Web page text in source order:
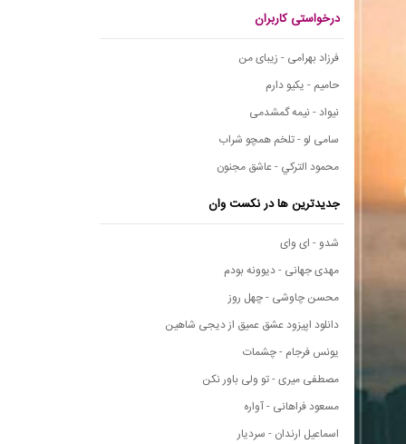
درخواستی کاربران
فرزاد بهرامی - زیبای من
حامیم - یکیو دارم
نیواد - نیمه گمشدمی
سامی لو - تلخم همچو شراب
محمود التركي - عاشق مجنون
جدیدترین ها در نکست وان
شدو - ای وای
مهدی جهانی - دیوونه بودم
محسن چاوشی - چهل روز
دانلود اپیزود عشق عمیق از دیجی شاهین
یونس فرجام - چشمات
مصطفی میری - تو ولی باور نکن
مسعود فراهانی - آواره
اسماعیل ارندان - سردیار